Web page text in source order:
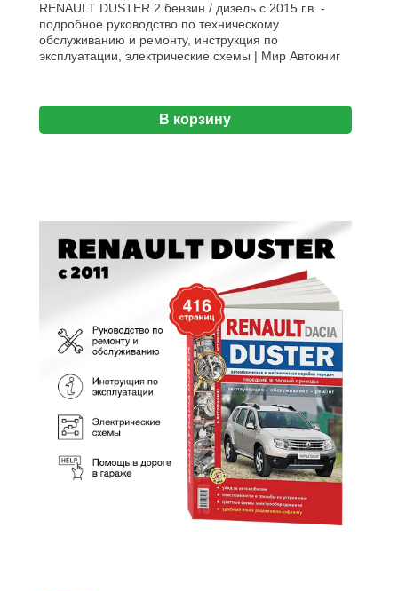
RENAULT DUSTER 2 бензин / дизель с 2015 г.в. -
подробное руководство по техническому
обслуживанию и ремонту, инструкция по
эксплуатации, электрические схемы | Мир Автокниг
В корзину